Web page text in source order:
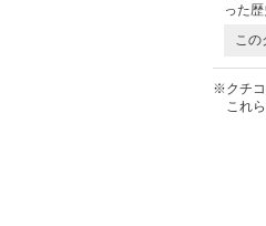
った
こ
※クチコ
これ